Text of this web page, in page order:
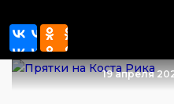
19 апреля